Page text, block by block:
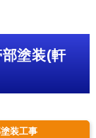
塗装(軒
装工事